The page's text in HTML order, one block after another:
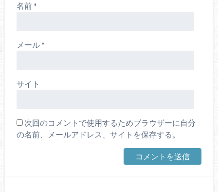
名前*
メール*
サイト
次回のコメントで使用するためブラウザーに自分
の名前、メールアドレス、サイトを保存する。